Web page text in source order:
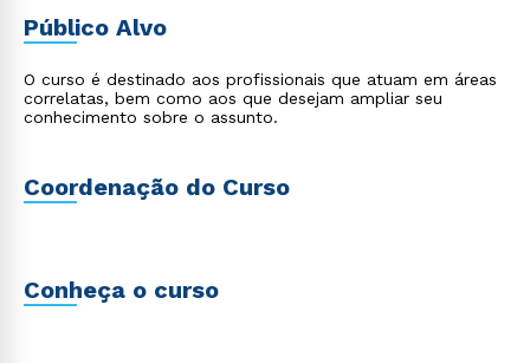
Público Alvo
O curso é destinado aos profissionais que atuam em áreas
correlatas, bem como aos que desejam ampliar seu
conhecimento sobre o assunto.
Coordenação do Curso
Conheça o curso